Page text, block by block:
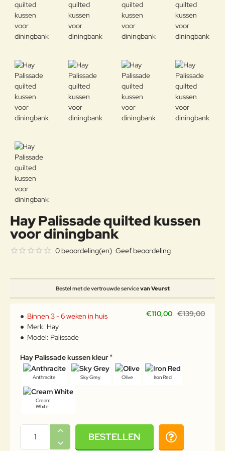
Hay Palissade quilted kussen
voor diningbank
Bestel met de vertrouwde servicevan Veurst
0 beoordeling(en) Geef beoordeling
€110,00 €139,00
Binnen 3 - 6 weken in huis
Merk: Hay
Model: Palissade
Hay Palissade kussen kleur
Anthracite Sky Grey Olive Iron Red
Cream
White
BESTELLEN